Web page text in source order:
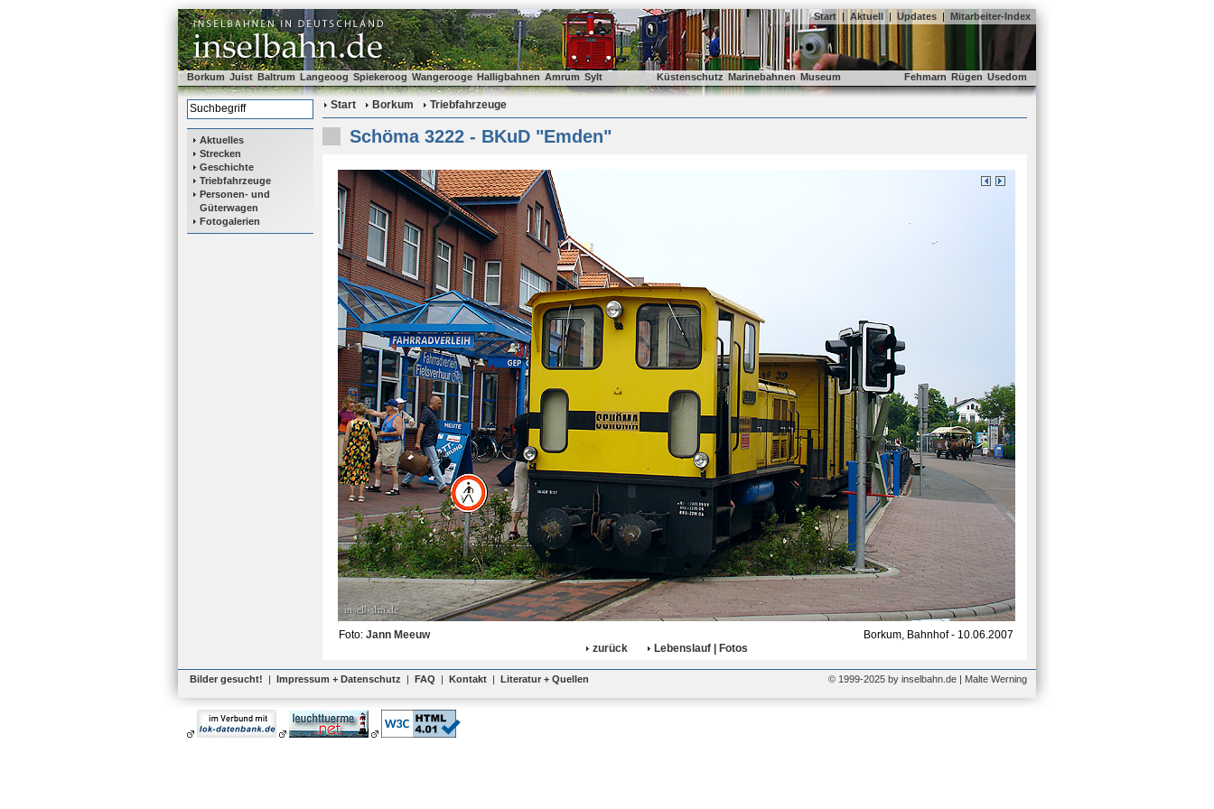
Start | Aktuell | Updates | Mitarbeiter-Index
Borkum Juist Baltrum Langeoog Spiekeroog Wangerooge Halligbahnen Amrum Sylt Küstenschutz Marinebahnen Museum Fehmarn Rügen Usedom
Aktuelles
Strecken
Geschichte
Triebfahrzeuge
Personen- und
Güterwagen
Fotogalerien
Start Borkum Triebfahrzeuge
Schöma 3222 - BKuD "Emden"
Foto: Jann Meeuw
Borkum, Bahnhof - 10.06.2007
zurück
Lebenslauf | Fotos
Bilder gesucht! | Impressum + Datenschutz | FAQ | Kontakt | Literatur + Quellen © 1999-2025 by inselbahn.de | Malte Werning